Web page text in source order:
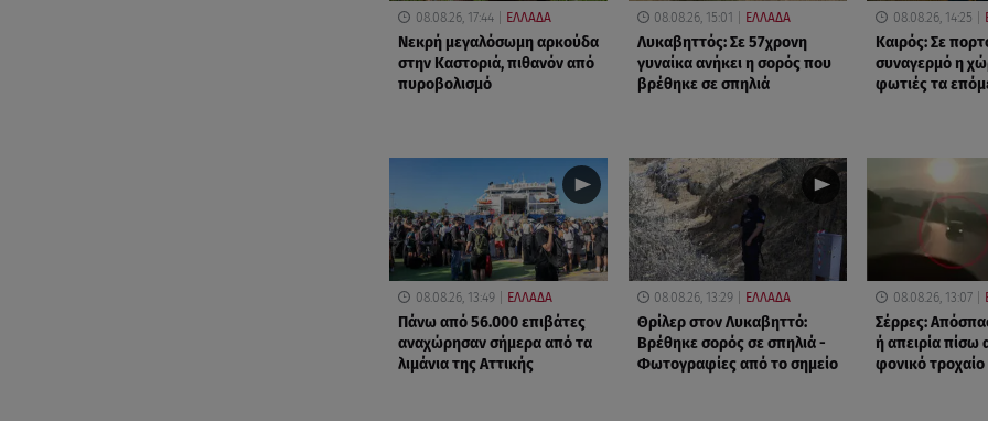
08.08.26, 17:44 ΕΛΛΑΔΑ
Νεκρή μεγαλόσωμη αρκούδα
στην Καστοριά, πιθανόν από
πυροβολισμό
08.08.26, 15:01 ΕΛΛΑΔΑ
Λυκαβηττός: Σε 57χρονη
γυναίκα ανήκει η σορός που
βρέθηκε σε σπηλιά
08.08.26, 14:25
Καιρός: Σε
συναγερμό η
φωτιές τα
08.08.26, 13:49 ΕΛΛΑΔΑ
Πάνω από 56.000 επιβάτες
αναχώρησαν σήμερα από τα
λιμάνια της Αττικής
08.08.26, 13:29 ΕΛΛΑΔΑ
Θρίλερ στον Λυκαβηττό:
Βρέθηκε σορός σε σπηλιά -
Φωτογραφίες από το σημείο
08.08.26, 13:07
Σέρρες:
ή απειρία πίσω
φονικό τροχαίο